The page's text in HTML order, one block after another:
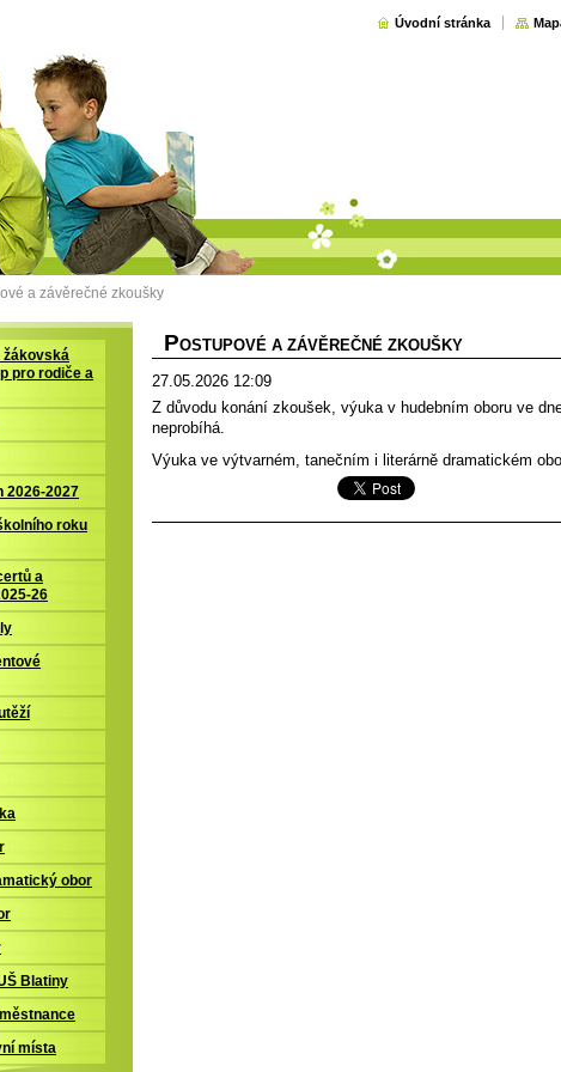
Úvodní stránka
a závěrečné zkoušky
POSTUPOVÉ A ZÁVĚREČNÉ ZKOUŠKY
27.05.2026 12:09
Z důvodu konání zkoušek, výuka v hudebním oboru ve
neprobíhá.
Výuka ve výtvarném, tanečním i literárně dramatickém
žákovská
pro rodiče a
2026-2027
roku
a
26
obor
Blatiny
místa